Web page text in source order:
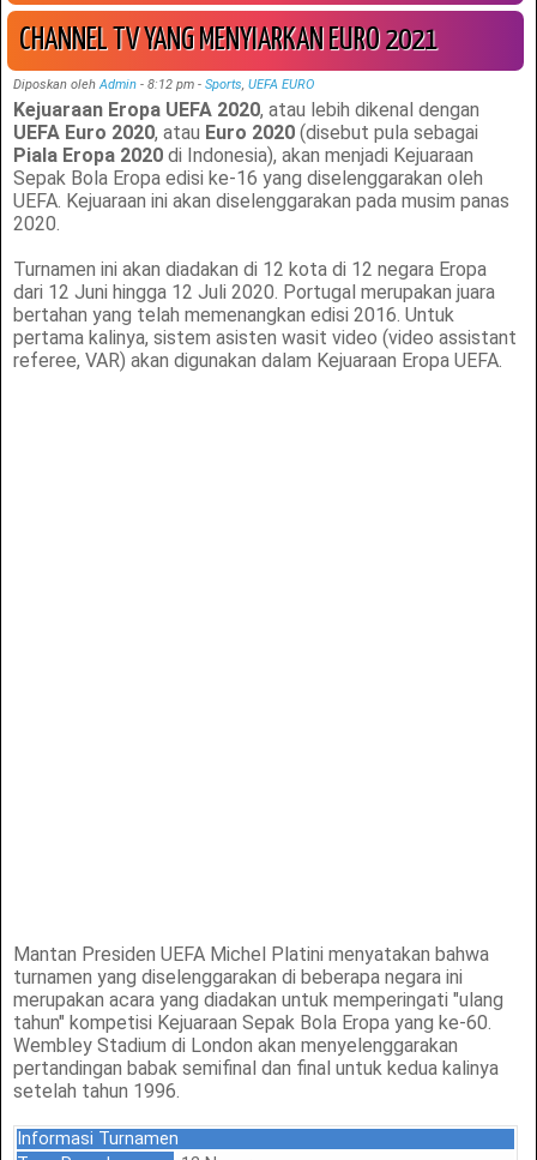
CHANNEL TV YANG MENYIARKAN EURO 2021
Diposkan olehAdmin - 8:12 pm- Sports,UEFA EURO
Kejuaraan Eropa UEFA 2020, atau lebih dikenal dengan
UEFA Euro 2020, atau Euro 2020 (disebut pula sebagai
Piala Eropa 2020 di Indonesia), akan menjadi Kejuaraan
Sepak Bola Eropa edisi ke-16 yang diselenggarakan oleh
UEFA. Kejuaraan ini akan diselenggarakan pada musim panas
2020.
Turnamen ini akan diadakan di 12 kota di 12 negara Eropa
dari 12 Juni hingga 12 Juli 2020. Portugal merupakan juara
bertahan yang telah memenangkan edisi 2016. Untuk
pertama kalinya, sistem asisten wasit video (video assistant
referee, VAR) akan digunakan dalam Kejuaraan Eropa UEFA.
Mantan Presiden UEFA Michel Platini menyatakan bahwa
turnamen yang diselenggarakan di beberapa negara ini
merupakan acara yang diadakan untuk memperingati "ulang
tahun" kompetisi Kejuaraan Sepak Bola Eropa yang ke-60.
Wembley Stadium di London akan menyelenggarakan
pertandingan babak semifinal dan final untuk kedua kalinya
setelah tahun 1996.
Informasi Turnamen